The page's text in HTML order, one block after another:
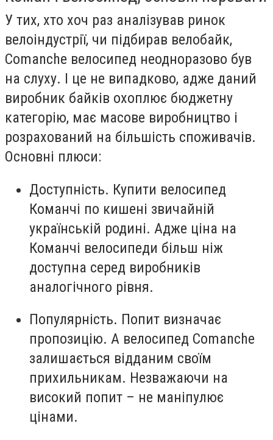
У тих, хто хоч раз аналізував ринок
велоіндустрії, чи підбирав велобайк,
Comanche велосипед неодноразово був
на слуху. І це не випадково, адже даний
виробник байків охоплює бюджетну
категорію, має масове виробництво і
розрахований на більшість споживачів.
Основні плюси:
Доступність. Купити велосипед
Команчі по кишені звичайній
українській родині. Адже ціна на
Команчі велосипеди більш ніж
доступна серед виробників
аналогічного рівня.
Популярність. Попит визначає
пропозицію. А велосипед Comanche
залишається відданим своїм
прихильникам. Незважаючи на
високий попит – не маніпулює
цінами.